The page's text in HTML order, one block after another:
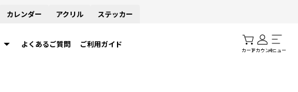
カレンダー アクリル ステッカー
よくあるご質問 ご利用ガイド
カートアカウントメニュー